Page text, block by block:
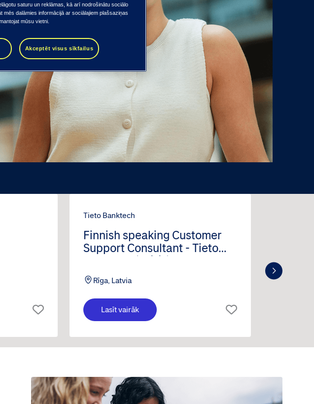
Finnish speaking Customer
Support Consultant - Tieto
Banktech (m/f/d)
Rīga, Latvia
Tieto Banktech
Lasīt vairāk
saturu un reklāmas, kā arī nodrošinātu sociālo
dalāmies informācijā ar sociālajiem plašsaziņas
mūsu vietni.
Akceptēt visus sīkfailus